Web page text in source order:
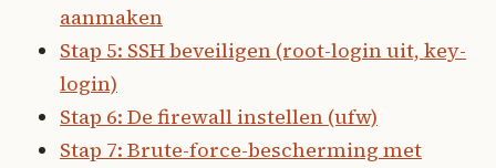
aanmaken
Stap 5: SSH beveiligen (root-login uit, key-
login)
Stap 6: De firewall instellen (ufw)
Stap 7: Brute-force-bescherming met